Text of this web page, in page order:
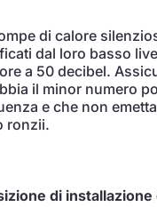
di calore
dal loro basso
a 50 decibel.
il minor numero
e che non
ronzii.
di